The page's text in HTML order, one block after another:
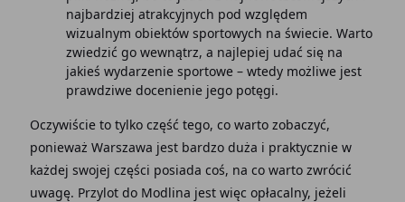
najbardziej atrakcyjnych pod względem
wizualnym obiektów sportowych na świecie. Warto
zwiedzić go wewnątrz, a najlepiej udać się na
jakieś wydarzenie sportowe – wtedy możliwe jest
prawdziwe docenienie jego potęgi.
Oczywiście to tylko część tego, co warto zobaczyć,
ponieważ Warszawa jest bardzo duża i praktycznie w
każdej swojej części posiada coś, na co warto zwrócić
uwagę. Przylot do Modlina jest więc opłacalny, jeżeli